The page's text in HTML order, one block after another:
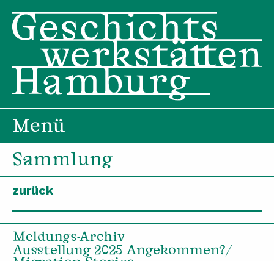
Menü
Sammlung
zurück
Meldungs-Archiv
Ausstellung 2025 Angekommen?/